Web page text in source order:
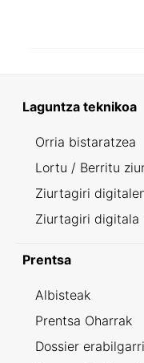
Laguntza teknikoa
Orria bistaratzea
Lortu / Berritu
Ziurtagiri
Ziurtagiri digitala
Prentsa
Albisteak
Prentsa Oharrak
Dossier